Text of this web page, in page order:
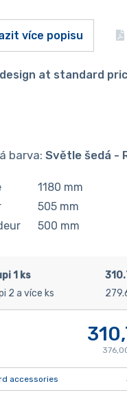
více popisu
at standard
barva: Světle šedá -
1180 mm
505mm
500 mm
1 ks
2 a více ks
accessories